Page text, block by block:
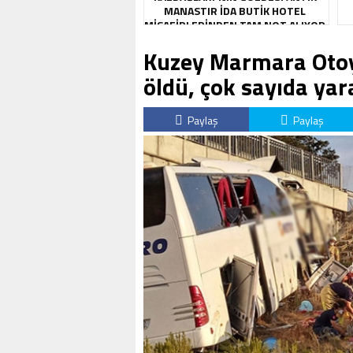
MANASTIR İDA BUTIK HOTEL
MISAFIRLERINDEN TAM NOT ALIYOR
Kuzey Marmara
öldü, çok sayıda
Paylaş Paylaş